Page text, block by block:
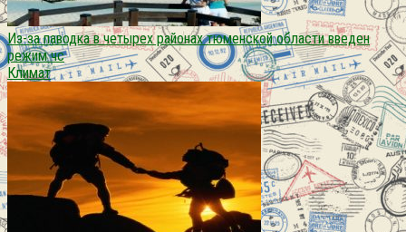
Из-за паводка в четырех районах тюменской области введен
режим чс
Климат